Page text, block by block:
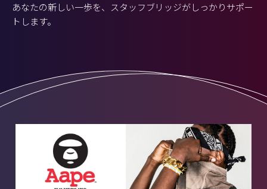
あなたの新しい一歩を、スタッフブリッジがしっかりサポー
トします。